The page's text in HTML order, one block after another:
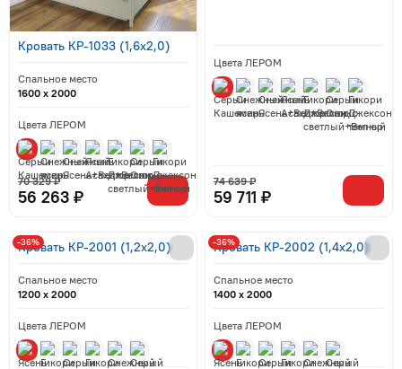
Кровать КР-1033 (1,6x2,0)
Спальное место
1600 x 2000
Цвета ЛЕРОМ
56 263 ₽
70 329 ₽
Цвета ЛЕРОМ
59 711 ₽
74 639 ₽
Кровать КР-2001 (1,2x2,0)
Спальное место
1200 x 2000
Цвета ЛЕРОМ
-36% Кровать КР-2002 (1,4x2,0)
Спальное место
1400 x 2000
Цвета ЛЕРОМ
-36%